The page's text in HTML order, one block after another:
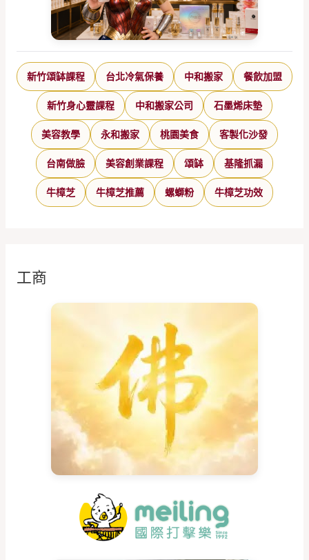
新竹頌缽課程 台北冷氣保養 中和搬家 餐飲加盟
新竹身心靈課程 中和搬家公司 石墨烯床墊
美容教學 永和搬家 桃園美食 客製化沙發
台南做臉 美容創業課程 頌缽 基隆抓漏
牛樟芝 牛樟芝推薦 螺螄粉 牛樟芝功效
工商